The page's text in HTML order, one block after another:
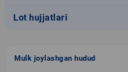
Lot hujjatlari
Mulk joylashgan hudud